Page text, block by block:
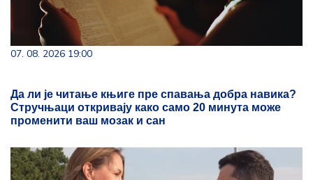
07. 08. 2026 19:00
Да ли је читање књиге пре спавања добра навика?
Стручњаци откривају како само 20 минута може
променити ваш мозак и сан